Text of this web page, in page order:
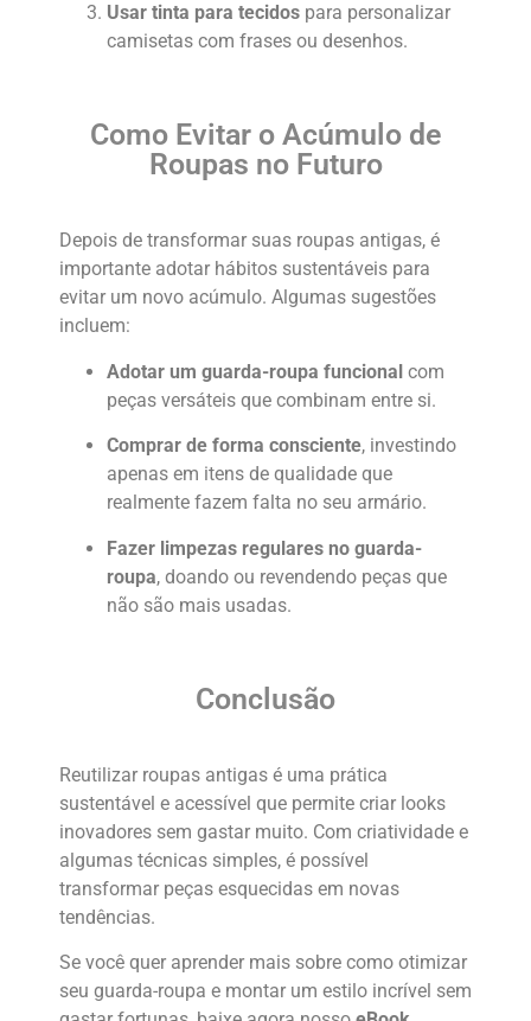
Usar tinta para tecidos para personalizar
camisetas com frases ou desenhos.
Como Evitar o Acúmulo de
Roupas no Futuro
Depois de transformar suas roupas antigas, é
importante adotar hábitos sustentáveis para
evitar um novo acúmulo. Algumas sugestões
incluem:
Adotar um guarda-roupa funcional com
peças versáteis que combinam entre si.
Comprar de forma consciente, investindo
apenas em itens de qualidade que
realmente fazem falta no seu armário.
Fazer limpezas regulares no guarda-
roupa, doando ou revendendo peças que
não são mais usadas.
Conclusão
Reutilizar roupas antigas é uma prática
sustentável e acessível que permite criar looks
inovadores sem gastar muito. Com criatividade e
algumas técnicas simples, é possível
transformar peças esquecidas em novas
tendências.
Se você quer aprender mais sobre como otimizar
seu guarda-roupa e montar um estilo incrível sem